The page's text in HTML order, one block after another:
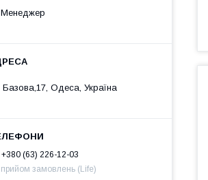
Менеджер
Базова,17, Одеса, Україна
+380 (63) 226-12-03
прийом замовлень (Life)